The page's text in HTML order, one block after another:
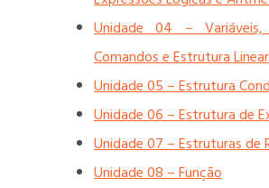
Unidade 04 –
Comandos e Estrutura Linear
Unidade 05 – Estrutura
Unidade 06 – Estrutura de
Unidade 07 – Estruturas de
Unidade 08 – Função